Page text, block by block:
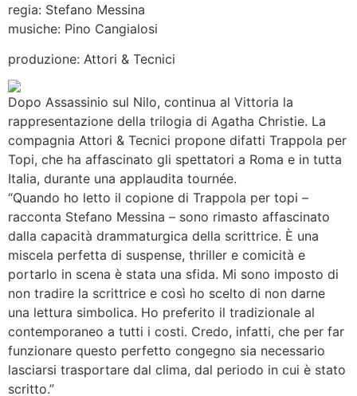
regia: Stefano Messina
musiche: Pino Cangialosi
produzione: Attori & Tecnici
Dopo Assassinio sul Nilo, continua al Vittoria la
rappresentazione della trilogia di Agatha Christie. La
compagnia Attori & Tecnici propone difatti Trappola per
Topi, che ha affascinato gli spettatori a Roma e in tutta
Italia, durante una applaudita tournée.
“Quando ho letto il copione di Trappola per topi –
racconta Stefano Messina – sono rimasto affascinato
dalla capacità drammaturgica della scrittrice. È una
miscela perfetta di suspense, thriller e comicità e
portarlo in scena è stata una sfida. Mi sono imposto di
non tradire la scrittrice e così ho scelto di non darne
una lettura simbolica. Ho preferito il tradizionale al
contemporaneo a tutti i costi. Credo, infatti, che per far
funzionare questo perfetto congegno sia necessario
lasciarsi trasportare dal clima, dal periodo in cui è stato
scritto.”